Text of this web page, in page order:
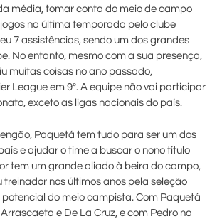
média, tomar conta do meio de campo
na última temporada pelo clube
7 assistências, sendo um dos grandes
No entanto, mesmo com a sua presença,
muitas coisas no ano passado,
League em 9º. A equipe não vai participar
exceto as ligas nacionais do país.
Paquetá tem tudo para ser um dos
e ajudar o time a buscar o nono título
tem um grande aliado à beira do campo,
treinador nos últimos anos pela seleção
potencial do meio campista. Com Paquetá
e De La Cruz, e com Pedro no